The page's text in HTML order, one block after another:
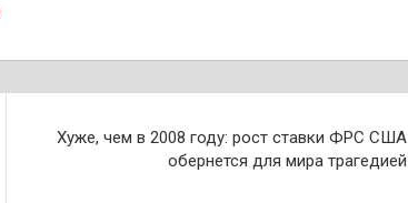
Хуже, чем в 2008 году: рост ставки ФРС США
обернется для мира трагедией